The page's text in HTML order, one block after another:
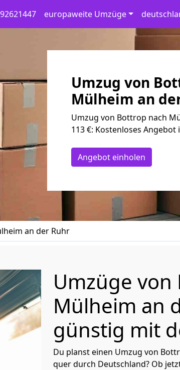
europaweite Umzüge
Umzug von
Mülheim an
Umzug von Bottrop nach
113 €: Kostenloses
Angebot einholen
an der Ruhr
Umzüge
Mülheim an
günstig mit
Du planst einen Umzug von
quer durch Deutschland? Ob